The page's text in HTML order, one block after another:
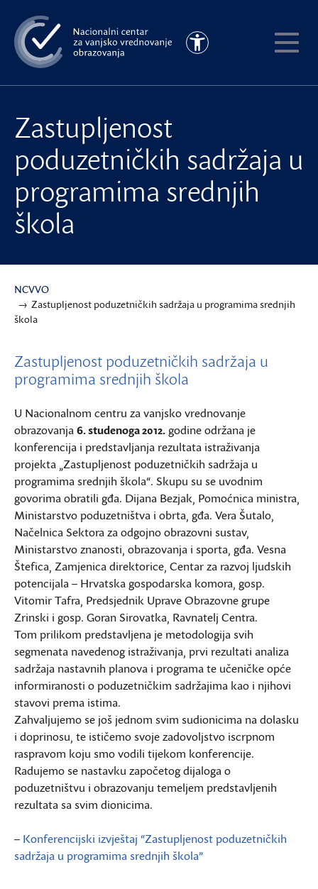
na
glavni
sadržaj
Pristupačnost
Zastupljenost
poduzetničkih sadržaja u
programima srednjih
škola
NCVVO
Zastupljenost poduzetničkih sadržaja u programima srednjih
škola
Zastupljenost poduzetničkih sadržaja u
programima srednjih škola
U Nacionalnom centru za vanjsko vrednovanje
obrazovanja6. studenoga 2012. godine održana je
konferencija i predstavljanja rezultata istraživanja
projekta „Zastupljenost poduzetničkih sadržaja u
programima srednjih škola“. Skupu su se uvodnim
govorima obratili gđa. Dijana Bezjak, Pomoćnica ministra,
Ministarstvo poduzetništva i obrta, gđa. Vera Šutalo,
Načelnica Sektora za odgojno obrazovni sustav,
Ministarstvo znanosti, obrazovanja i sporta, gđa. Vesna
Štefica, Zamjenica direktorice, Centar za razvoj ljudskih
potencijala – Hrvatska gospodarska komora, gosp.
Vitomir Tafra, Predsjednik Uprave Obrazovne grupe
Zrinski i gosp. Goran Sirovatka, Ravnatelj Centra.
Tom prilikom predstavljena je metodologija svih
segmenata navedenog istraživanja, prvi rezultati analiza
sadržaja nastavnih planova i programa te učeničke opće
informiranosti o poduzetničkim sadržajima kao i njihovi
stavovi prema istima.
Zahvaljujemo se još jednom svim sudionicima na dolasku
i doprinosu, te ističemo svoje zadovoljstvo iscrpnom
raspravom koju smo vodili tijekom konferencije.
Radujemo se nastavku započetog dijaloga o
poduzetništvu i obrazovanju temeljem predstavljenih
rezultata sa svim dionicima.
– Konferencijski izvještaj “Zastupljenost poduzetničkih
sadržaja u programima srednjih škola”